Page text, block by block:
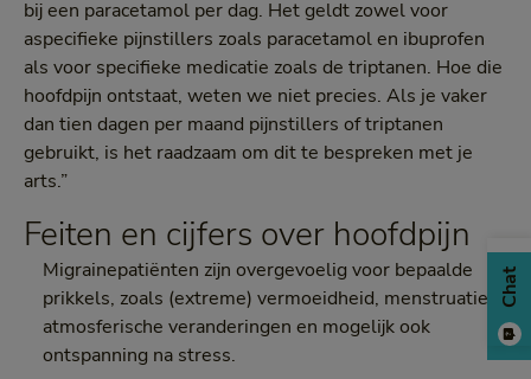
bij een paracetamol per dag. Het geldt zowel voor
aspecifieke pijnstillers zoals paracetamol en ibuprofen
als voor specifieke medicatie zoals de triptanen. Hoe die
hoofdpijn ontstaat, weten we niet precies. Als je vaker
dan tien dagen per maand pijnstillers of triptanen
gebruikt, is het raadzaam om dit te bespreken met je
arts.”
Feiten en cijfers over hoofdpijn
Migrainepatiënten zijn overgevoelig voor bepaalde
prikkels, zoals (extreme) vermoeidheid, menstruatie,
atmosferische veranderingen en mogelijk ook
ontspanning na stress.
Chat